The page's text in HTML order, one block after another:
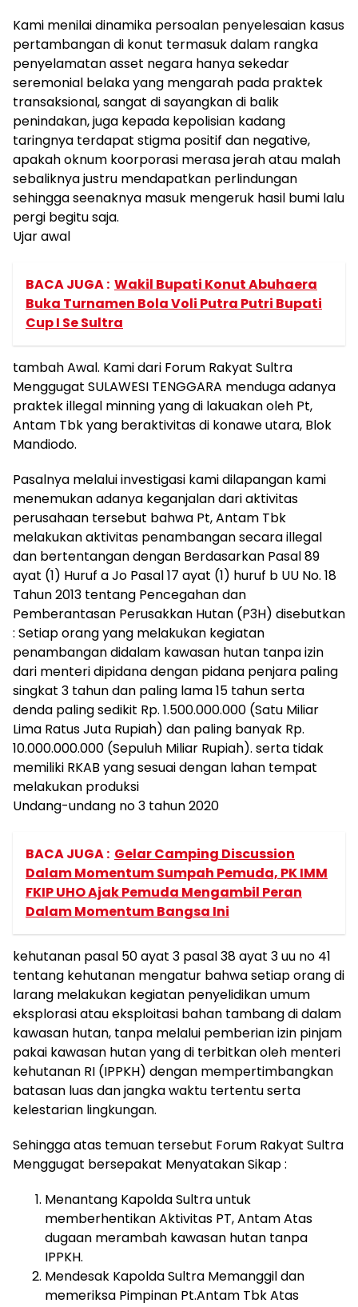
Kami menilai dinamika persoalan penyelesaian kasus
pertambangan di konut termasuk dalam rangka
penyelamatan asset negara hanya sekedar
seremonial belaka yang mengarah pada praktek
transaksional, sangat di sayangkan di balik
penindakan, juga kepada kepolisian kadang
taringnya terdapat stigma positif dan negative,
apakah oknum koorporasi merasa jerah atau malah
sebaliknya justru mendapatkan perlindungan
sehingga seenaknya masuk mengeruk hasil bumi lalu
pergi begitu saja.
Ujar awal
BACA JUGA : Wakil Bupati Konut Abuhaera
Buka Turnamen Bola Voli Putra Putri Bupati
Cup I Se Sultra
tambah Awal. Kami dari Forum Rakyat Sultra
Menggugat SULAWESI TENGGARA menduga adanya
praktek illegal minning yang di lakuakan oleh Pt,
Antam Tbk yang beraktivitas di konawe utara, Blok
Mandiodo.
Pasalnya melalui investigasi kami dilapangan kami
menemukan adanya keganjalan dari aktivitas
perusahaan tersebut bahwa Pt, Antam Tbk
melakukan aktivitas penambangan secara illegal
dan bertentangan dengan Berdasarkan Pasal 89
ayat (1) Huruf a Jo Pasal 17 ayat (1) huruf b UU No. 18
Tahun 2013 tentang Pencegahan dan
Pemberantasan Perusakkan Hutan (P3H) disebutkan
: Setiap orang yang melakukan kegiatan
penambangan didalam kawasan hutan tanpa izin
dari menteri dipidana dengan pidana penjara paling
singkat 3 tahun dan paling lama 15 tahun serta
denda paling sedikit Rp. 1.500.000.000 (Satu Miliar
Lima Ratus Juta Rupiah) dan paling banyak Rp.
10.000.000.000 (Sepuluh Miliar Rupiah). serta tidak
memiliki RKAB yang sesuai dengan lahan tempat
melakukan produksi
Undang-undang no 3 tahun 2020
BACA JUGA : Gelar Camping Discussion
Dalam Momentum Sumpah Pemuda, PK IMM
FKIP UHO Ajak Pemuda Mengambil Peran
Dalam Momentum Bangsa Ini
kehutanan pasal 50 ayat 3 pasal 38 ayat 3 uu no 41
tentang kehutanan mengatur bahwa setiap orang di
larang melakukan kegiatan penyelidikan umum
eksplorasi atau eksploitasi bahan tambang di dalam
kawasan hutan, tanpa melalui pemberian izin pinjam
pakai kawasan hutan yang di terbitkan oleh menteri
kehutanan RI (IPPKH) dengan mempertimbangkan
batasan luas dan jangka waktu tertentu serta
kelestarian lingkungan.
Sehingga atas temuan tersebut Forum Rakyat Sultra
Menggugat bersepakat Menyatakan Sikap :
Menantang Kapolda Sultra untuk
memberhentikan Aktivitas PT, Antam Atas
dugaan merambah kawasan hutan tanpa
IPPKH.
Mendesak Kapolda Sultra Memanggil dan
memeriksa Pimpinan Pt.Antam Tbk Atas